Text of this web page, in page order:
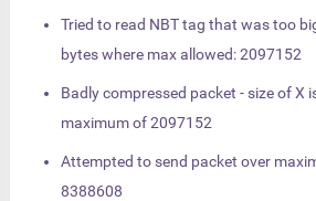
Tried to read NBT tag that was too
bytes where max allowed: 2097152
Badly compressed packet - size of X
maximum of 2097152
Attempted to send packet over
8388608